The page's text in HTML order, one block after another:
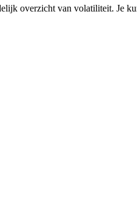
overzicht van volatiliteit. Je